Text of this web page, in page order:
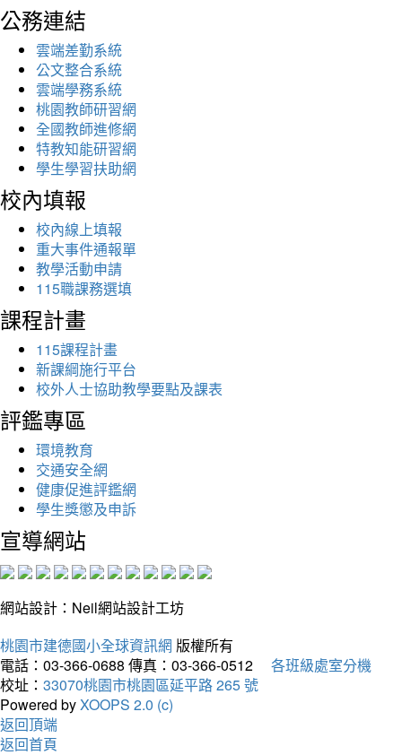
公務連結
雲端差勤系統
公文整合系統
雲端學務系統
桃園教師研習網
全國教師進修網
特教知能研習網
學生學習扶助網
校內填報
校內線上填報
重大事件通報單
教學活動申請
115職課務選填
課程計畫
115課程計畫
新課綱施行平台
校外人士協助教學要點及課表
評鑑專區
環境教育
交通安全網
健康促進評鑑網
學生獎懲及申訴
宣導網站
網站設計：Neil網站設計工坊
桃園市建德國小全球資訊網 版權所有
電話：03-366-0688 傳真：03-366-0512
各班級處室分機
校址： 33070桃園市桃園區延平路 265 號
Powered byXOOPS 2.0 (c)
返回頂端
返回首頁